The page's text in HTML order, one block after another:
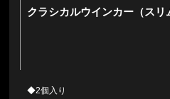
クラシカルウインカー（スリ
◆2個入り